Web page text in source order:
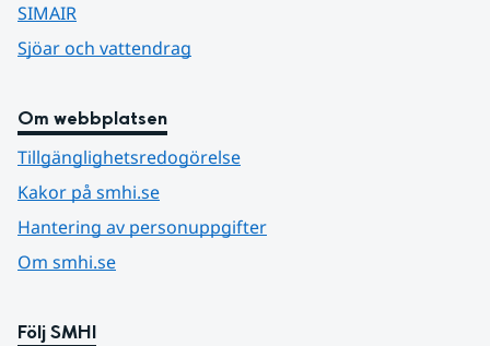
SIMAIR
Sjöar och vattendrag
Om webbplatsen
Tillgänglighetsredogörelse
Kakor på smhi.se
Hantering av personuppgifter
Om smhi.se
Följ SMHI